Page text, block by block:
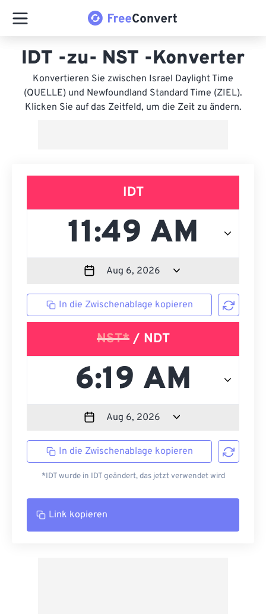
IDT -zu- NST -Konverter
Konvertieren Sie zwischen Israel Daylight Time
(QUELLE) und Newfoundland Standard Time (ZIEL).
Klicken Sie auf das Zeitfeld, um die Zeit zu ändern.
IDT
In die Zwischenablage kopieren
NST*/ NDT
In die Zwischenablage kopieren
*IDT wurde in IDT geändert, das jetzt verwendet wird
Link kopieren